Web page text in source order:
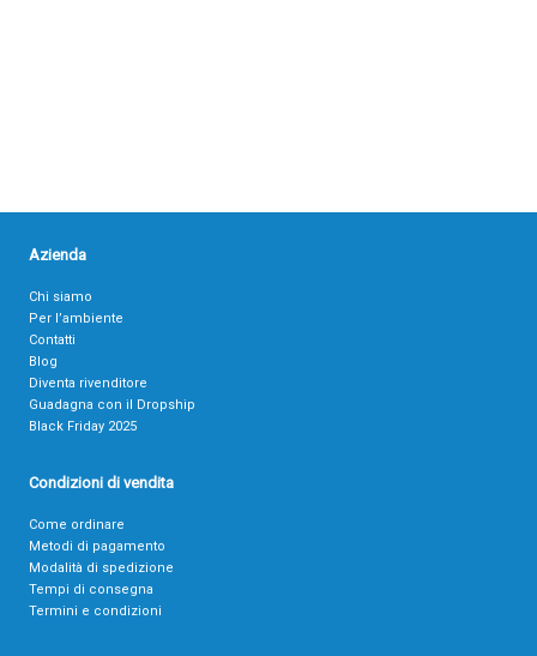
Azienda
Chi siamo
Per l’ambiente
Contatti
Blog
Diventa rivenditore
Guadagna con il Dropship
Black Friday 2025
Condizioni di vendita
Come ordinare
Metodi di pagamento
Modalità di spedizione
Tempi di consegna
Termini e condizioni